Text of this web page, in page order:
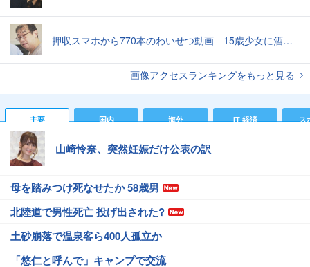
押収スマホから770本のわいせつ動画 15歳少女に酒と薬飲ませ性的暴行か 54歳男を再逮捕 「薬もありますよ」とSNSで誘い出し
画像アクセスランキングをもっと見る
主要 国内 海外 IT 経済 ス
山崎怜奈、突然妊娠だけ公表の訳
母を踏みつけ死なせたか 58歳男
北陸道で男性死亡 投げ出された?
土砂崩落で温泉客ら400人孤立か
「悠仁と呼んで」キャンプで交流